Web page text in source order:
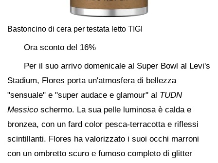
Bastoncino di cera per testata letto TIGI
Ora sconto del 16%
Per il suo arrivo domenicale al Super Bowl al Levi's
Stadium, Flores porta un'atmosfera di bellezza
"sensuale" e "super audace e glamour" al TUDN
Messico schermo. La sua pelle luminosa è calda e
bronzea, con un fard color pesca-terracotta e riflessi
scintillanti. Flores ha valorizzato i suoi occhi marroni
con un ombretto scuro e fumoso completo di glitter